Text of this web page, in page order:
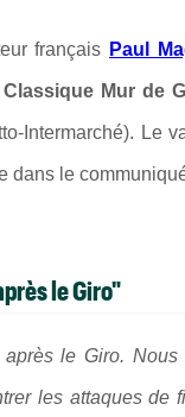
français Paul
Classique Mur de
Intermarché). Le
dans le
le Giro"
le Giro.
les attaques de